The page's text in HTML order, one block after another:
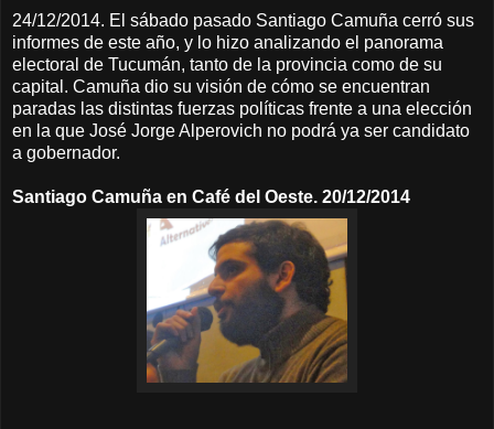
24/12/2014. El sábado pasado Santiago Camuña cerró sus
informes de este año, y lo hizo analizando el panorama
electoral de Tucumán, tanto de la provincia como de su
capital. Camuña dio su visión de cómo se encuentran
paradas las distintas fuerzas políticas frente a una elección
en la que José Jorge Alperovich no podrá ya ser candidato
a gobernador.
Santiago Camuña en Café del Oeste. 20/12/2014